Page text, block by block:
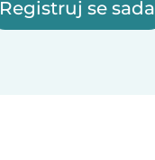
Registruj se sada